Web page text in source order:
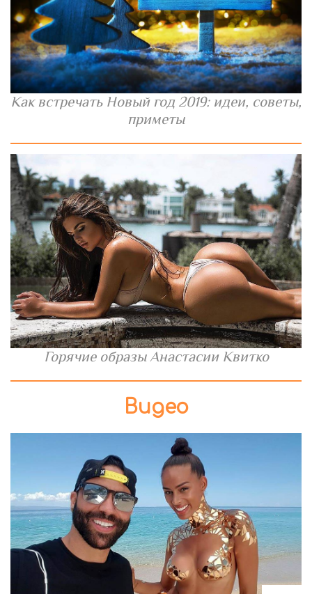
Как встречать Новый год 2019: идеи, советы,
приметы
Горячие образы Анастасии Квитко
Видео